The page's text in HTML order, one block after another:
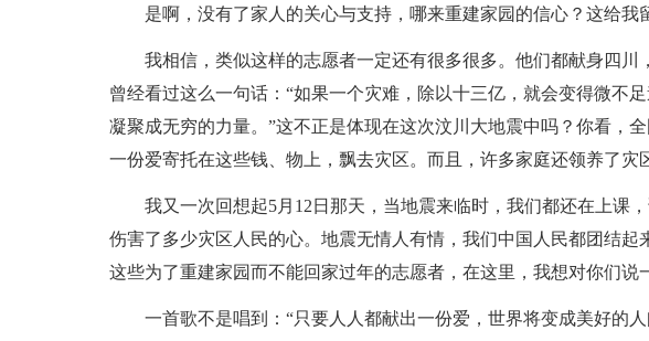
是啊，没有了家人的关心与支持，哪来重建家园的信心？这给我
我相信，类似这样的志愿者一定还有很多很多。他们都献身四川
曾经看过这么一句话：“如果一个灾难，除以十三亿，就会变得微不
凝聚成无穷的力量。”这不正是体现在这次汶川大地震中吗？你看，
一份爱寄托在这些钱、物上，飘去灾区。而且，许多家庭还领养了灾
我又一次回想起5月12日那天，当地震来临时，我们都还在上课
伤害了多少灾区人民的心。地震无情人有情，我们中国人民都团结起
这些为了重建家园而不能回家过年的志愿者，在这里，我想对你们说
一首歌不是唱到：“只要人人都献出一份爱，世界将变成美好的